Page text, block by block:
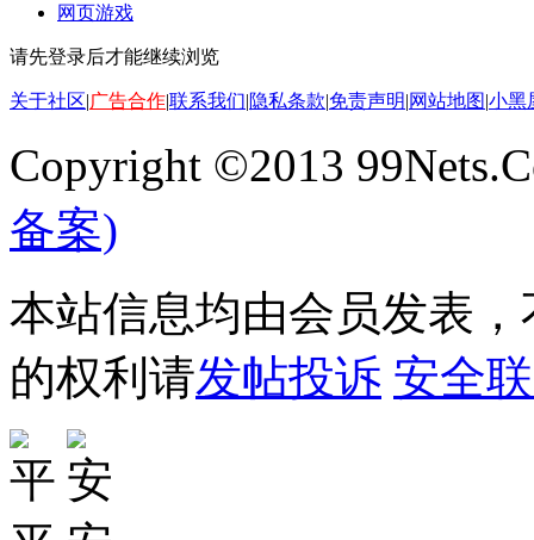
网页游戏
请先登录后才能继续浏览
关于社区|广告合作|联系我们|隐私条款|免责声明|网站地图|小黑
Copyright ©2013
备案)
本站信息均由会员发表
的权利请发帖投诉 安全